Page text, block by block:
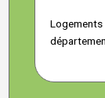
Logements